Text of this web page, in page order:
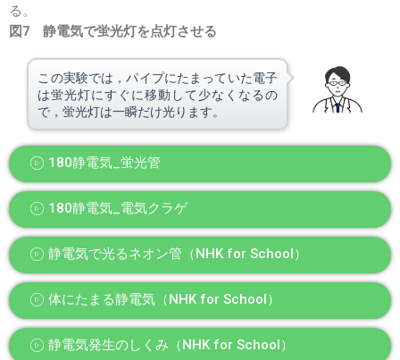
る。
図7 静電気で蛍光灯を点灯させる
この実験では，パイプにたまっていた電子
は蛍光灯にすぐに移動して少なくなるの
で，蛍光灯は一瞬だけ光ります。
180静電気_蛍光管
180静電気_電気クラゲ
静電気で光るネオン管（NHK for School）
体にたまる静電気（NHK for School）
静電気発生のしくみ（NHK for School）